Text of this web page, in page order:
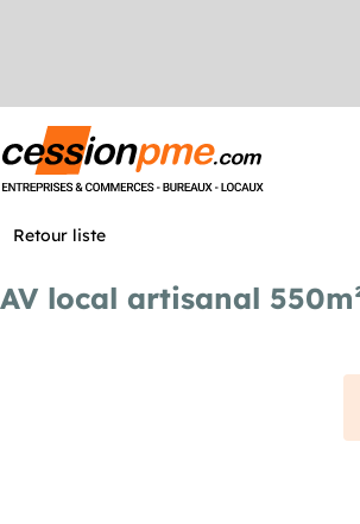
Retour liste
AV local artisanal